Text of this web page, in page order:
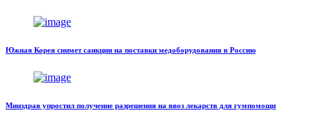
Южная Корея снимет санкции на поставки медоборудования в Россию
Минздрав упростил получение разрешения на ввоз лекарств для гумпомощи